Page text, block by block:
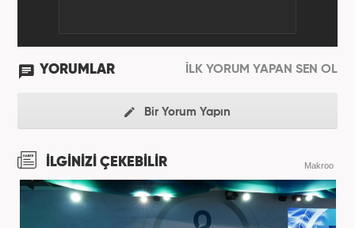
YORUMLAR İLK YORUM YAPAN SEN OL
Bir Yorum Yapın
İLGİNİZİ ÇEKEBİLİR Makroo